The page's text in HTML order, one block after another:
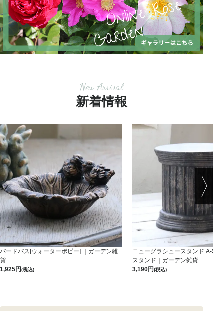
New Arrival
新着情報
バードバス[ウォーターポピー] ｜ガーデン雑
貨
1,925
(税込)
ニューグラシュースタンド A-S-
スタンド｜ガーデン雑貨
3,190
(税込)